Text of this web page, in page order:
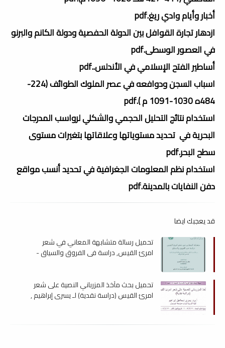
أخبار وأيام وادي ريغ.pdf
ازدهار تجارة القوافل بين الدولة الحفصية ودولة الكانم والبرنو
في العصور الوسطى.pdf
أساطير الفتح الإسلامي في الأندلس..pdf
اسباب السجن ودوافعه في عصر الملوك الطوائف (224-
484ه 1030-1091 م ).pdf
استخدام نتائج التحليل الحجمي والشكلي لرواسب المدرجات
البحرية في تحديد مستوياتها وعلاقاتها بتغيرات مستوى
سطح البحر.pdf
استخدام نظم المعلومات الجغرافية في تحديد أنسب مواقع
دفن النفايات بالمدينة.pdf
قد يعجبك ايضا
تحميل رسالة متشابهة المعاني في شعر
امرئ القيس, دراسة في الفروق والسياق -
تحميل بحث مآخذ المزرباني النصية على شعر
امرئ القيس (دراسة نقدية) لـ يسرى إبراھيم ,